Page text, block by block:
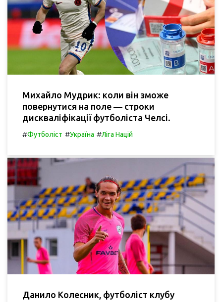
Михайло Мудрик: коли він зможе
повернутися на поле — строки
дискваліфікації футболіста Челсі.
#Футболіст #Україна #Ліга Націй
Данило Колесник, футболіст клубу